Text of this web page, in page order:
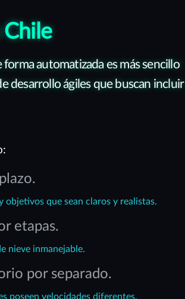
Chile
automatizada es más sencillo
desarrollo ágiles que buscan incluir
objetivos que sean claros y realistas.
etapas.
nieve inmanejable.
por separado.
poseen velocidades diferentes.